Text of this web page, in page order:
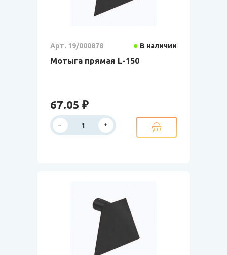
Арт. 19/000878 В наличии
Мотыга прямая L-150
67.05 ₽